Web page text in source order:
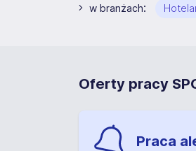
w branżach:
Oferty pracy
Praca